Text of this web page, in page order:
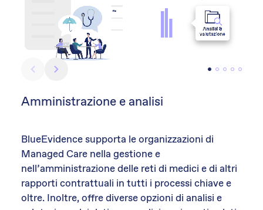
Amministrazione e analisi
BlueEvidence supporta le organizzazioni di
Managed Care nella gestione e
nell’amministrazione delle reti di medici e di altri
rapporti contrattuali in tutti i processi chiave e
oltre. Inoltre, offre diverse opzioni di analisi e